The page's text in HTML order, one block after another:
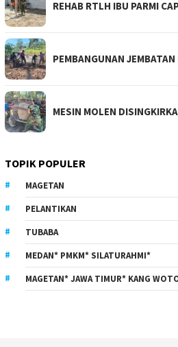
REHAB RTLH IBU PARMI
PEMBANGUNAN
MESIN MOLEN
TOPIK POPULER
MAGETAN
PELANTIKAN
TUBABA
MEDAN* PMKM* SILATURAHMI*
MAGETAN* JAWA TIMUR* KANG